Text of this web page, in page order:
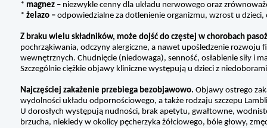
* magnez – niezwykle cenny dla układu nerwowego oraz
* żelazo – odpowiedzialne za dotlenienie organizmu, wzrost u dzieci,
Z braku wielu składników, może dojść do częstej w chorobach
pochrząkiwania, odczyny alergiczne, a nawet upośledzenie rozwoju
wewnętrznych. Chudnięcie (niedowaga), senność, osłabienie siły i
Szczególnie ciężkie objawy kliniczne występują u dzieci z
Najczęściej zakażenie przebiega bezobjawowo. Objawy ostrego
wydolności układu odpornościowego, a także rodzaju szczepu
U dorosłych występują nudności, brak apetytu, gwałtowne,
brzucha, niekiedy w okolicy pęcherzyka żółciowego, bóle głowy,